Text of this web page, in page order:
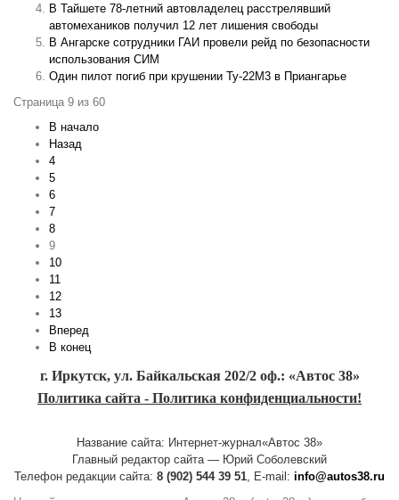
В Тайшете 78-летний автовладелец расстрелявший
автомехаников получил 12 лет лишения свободы
В Ангарске сотрудники ГАИ провели рейд по безопасности
использования СИМ
Один пилот погиб при крушении Ту-22М3 в Приангарье
Страница 9 из 60
В начало
Назад
4
5
6
7
8
9
10
11
12
13
Вперед
В конец
г. Иркутск, ул. Байкальская 202/2 оф.: «Автос 38»
Политика сайта - Политика конфиденциальности!
Название сайта: Интернет-журнал«Автос 38»
Главный редактор сайта — Юрий Соболевский
Телефон редакции сайта: 8 (902) 544 39 51, E-mail: info@autos38.ru